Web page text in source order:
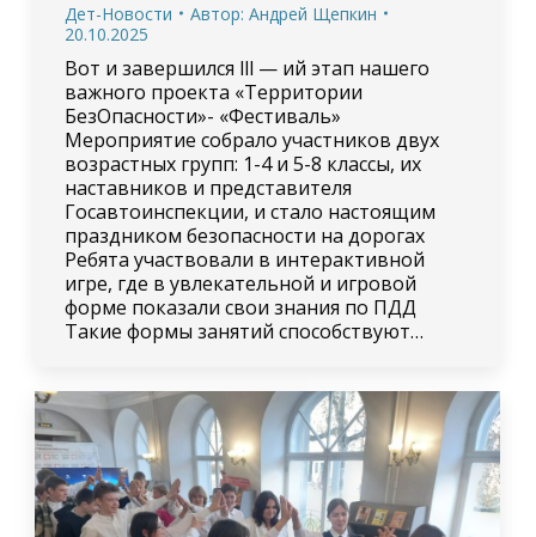
Дет-Новости Автор: Андрей Щепкин
20.10.2025
Вот и завершился lll — ий этап нашего
важного проекта «Территории
БезОпасности»- «Фестиваль»
Мероприятие собрало участников двух
возрастных групп: 1-4 и 5-8 классы, их
наставников и представителя
Госавтоинспекции, и стало настоящим
праздником безопасности на дорогах
Ребята участвовали в интерактивной
игре, где в увлекательной и игровой
форме показали свои знания по ПДД
Такие формы занятий способствуют…